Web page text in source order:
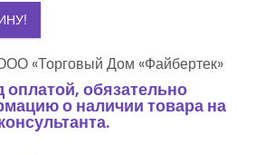
«Торговый Дом «Файбертек»
обязательно
о наличии товара на